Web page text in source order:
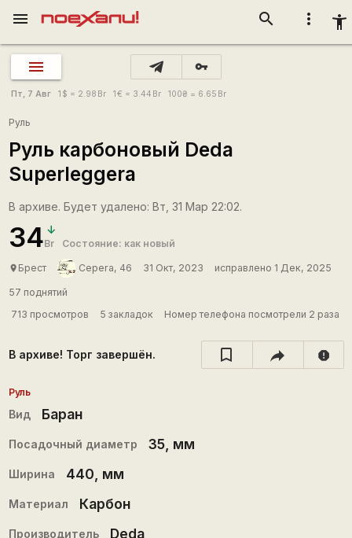
more_vert accessibility_new
search
menu
vpn_key
Пт, 7 Авг 1 $ = 2.98 Br 1€ = 3.44 Br 100₴ = 6.65 Br
Руль
Руль карбоновый Deda
Superleggera
В архиве. Будет удалено: Вт, 31 Мар 22:02.
34Br Состояние: как новый
place Брест Cepera, 46 31 Окт, 2023 исправлено 1 Дек, 2025
57 поднятий
713 просмотров
5 закладок Номер телефона посмотрели 2 раза
В архиве! Торг завершён. report
Руль
Вид Баран
Посадочный диаметр 35, мм
Ширина 440 , мм
Материал Карбон
Производитель Deda